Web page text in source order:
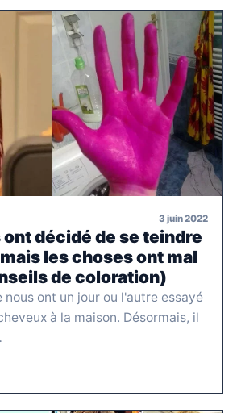
3 juin 2022
décidé de se teindre
les choses ont mal
de coloration)
ont un jour ou l'autre essayé
à la maison. Désormais, il